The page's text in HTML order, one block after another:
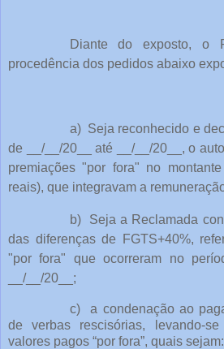
Diante do exposto, o
procedência dos pedidos abaixo
a) Seja reconhecido e
de __/__/20__ até __/__/20__, o
premiações "por fora" no
reais), que integravam a
b)
Seja a Reclamada
das diferenças de FGTS+40%,
"por fora" que ocorreram no
__/__/20__;
c)
a condenação ao
de verbas rescisórias, levando-
valores pagos “por fora”, quais sejam: